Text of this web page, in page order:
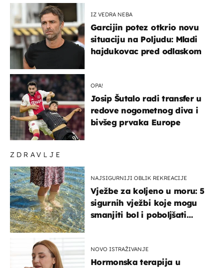
ZDRAVLJE
NAJSIGURNIJI OBLIK REKREACIJE
Vježbe za koljeno u moru: 5
sigurnih vježbi koje mogu
smanjiti bol i poboljšati
NOVO ISTRAŽIVANJE
Hormonska terapija u
IZ VEDRA NEBA
Garcijin potez otkrio novu
situaciju na Poljudu: Mladi
hajdukovac pred odlaskom
OPA!
Josip Šutalo radi transfer u
redove nogometnog diva i
bivšeg prvaka Europe